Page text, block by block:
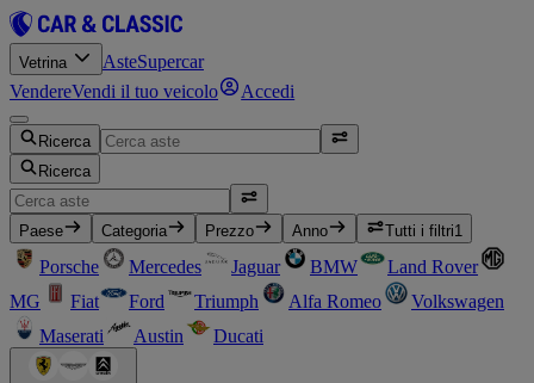
Vetrina AsteSupercar
VendereVendi il tuo veicolo Accedi
Ricerca
Ricerca
Paese Categoria Prezzo Anno Tutti i filtri1
Porsche Mercedes Jaguar BMW
Land Rover
MG
Fiat Ford Triumph Alfa Romeo
Volkswagen
Maserati
Austin Ducati